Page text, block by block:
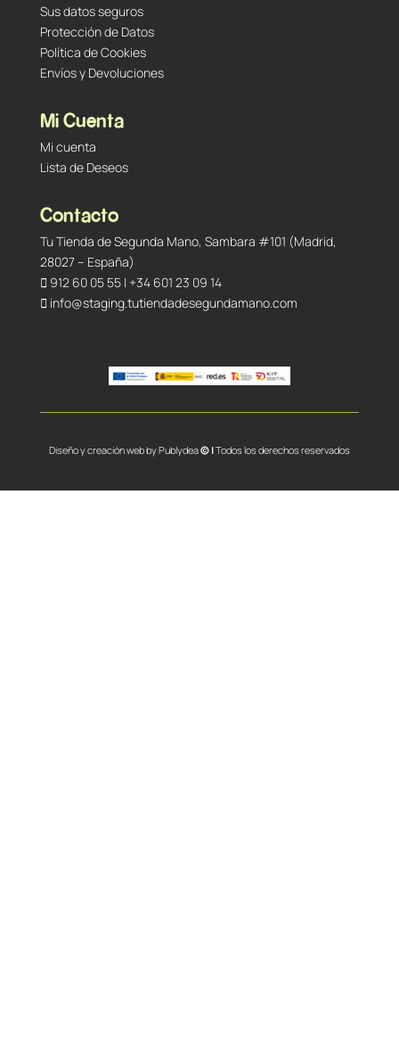
Sus datos seguros
Protección de Datos
Política de Cookies
Envíos y Devoluciones
Mi Cuenta
Mi cuenta
Lista de Deseos
Contacto
Tu Tienda de Segunda Mano, Sambara #101 (Madrid,
28027 – España)
912 60 05 55| +34 601 23 09 14
info@staging.tutiendadesegundamano.com
Diseño y creación web byPublydea© |Todos los derechos reservados